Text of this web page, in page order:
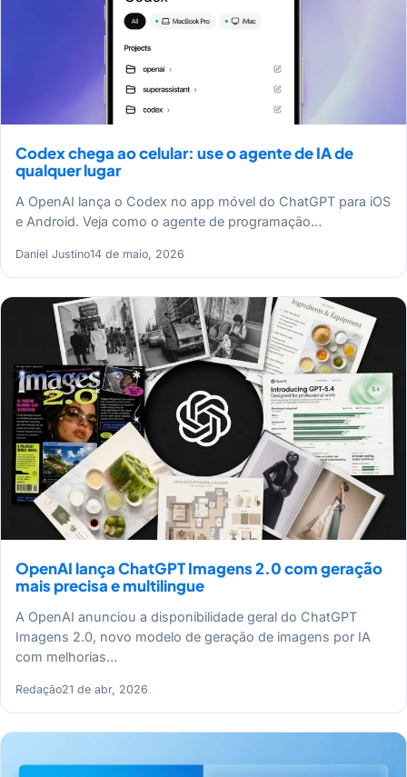
Codex chega ao celular: use o agente de IA de
qualquer lugar
A OpenAI lança o Codex no app móvel do ChatGPT para iOS
e Android. Veja como o agente de programação…
Daniel Justino14 de maio, 2026
OpenAI lança ChatGPT Imagens 2.0 com geração
mais precisa e multilingue
A OpenAI anunciou a disponibilidade geral do ChatGPT
Imagens 2.0, novo modelo de geração de imagens por IA
com melhorias…
Redação21 de abr, 2026